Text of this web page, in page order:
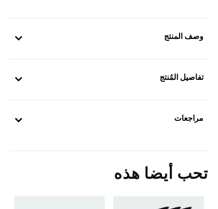
وصف المنتج
تفاصيل المُنتج
مراجعات
تحب أيضا هذه